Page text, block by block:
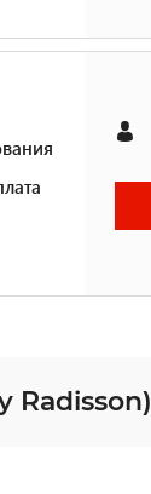
Radisson)